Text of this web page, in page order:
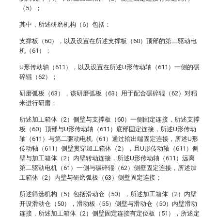
（5）；
其中，所述研磨机构（6）包括：
支撑板（60），以及设置在所述支撑板（60）顶部的第二驱动电
机（61）；
U形传动轴（611），以及设置在所述U形传动轴（611）一侧的碾
碎辊（62）；
研磨弧板（63），该研磨弧板（63）用于配合碾碎辊（62）对稻
米进行研磨；
所述加工箱体（2）侧壁与支撑板（60）一侧固定连接，所述支撑
板（60）顶部与U形传动轴（611）底部固定连接，所述U形传动
轴（611）与第二驱动电机（61）通过输出端固定连接，所述U形
传动轴（611）侧壁贯穿加工箱体（2），且U形传动轴（611）侧
壁与加工箱体（2）内壁转动连接，所述U形传动轴（611）远离
第二驱动电机（61）一侧与碾碎辊（62）侧壁固定连接，所述加
工箱体（2）内壁与研磨弧板（63）侧壁固定连接；
所述筛选机构（5）包括滑动仓（50），所述加工箱体（2）内壁
开设滑动仓（50），滑动板（55）侧壁与滑动仓（50）内壁滑动
连接，所述加工箱体（2）侧壁固定连接有定位板（51），所述定